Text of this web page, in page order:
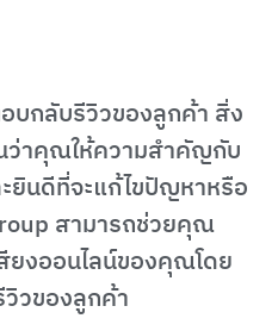
บกลับรีวิวของลูกค้า สิ่ง
ว่าคุณให้ความสำคัญกับ
ยินดีที่จะแก้ไขปัญหาหรือ
สามารถช่วยคุณ
ยงออนไลน์ของคุณโดย
วของลูกค้า